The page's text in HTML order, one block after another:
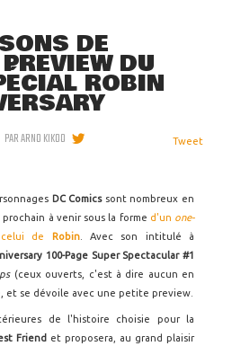
DE
DU
ROBIN
PARARNO KIKOO Tweet
DC Comics sont nombreux en
à venir sous la forme d'un one-
celui de Robin. Avec son intitulé à
100-Page Super Spectacular #1
(ceux ouverts, c'est à dire aucun en
et se dévoile avec une petite preview.
de l'histoire choisie pour la
Friend et proposera, au grand plaisir